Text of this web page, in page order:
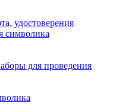
удостоверения
символика
для проведения